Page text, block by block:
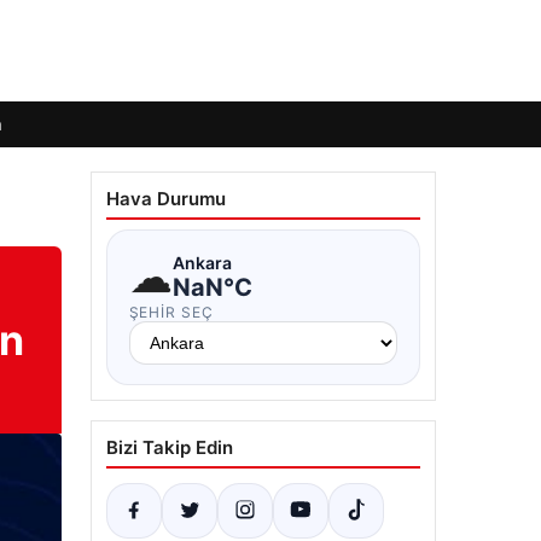
Hava Durumu
☁Ankara
NaN°C
ŞEHIR SEÇ
Bizi Takip Edin